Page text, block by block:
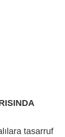
tasarruf